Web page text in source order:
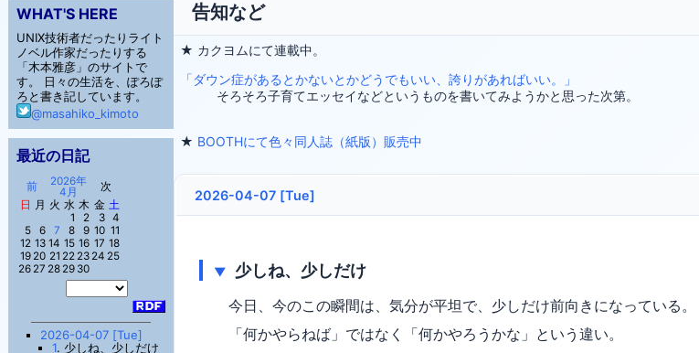
WHAT'S HERE
UNIX技術者だったりライト
ノベル作家だったりする
「木本雅彦」のサイトで
す。 日々の生活を、ぽろぽ
ろと書き記しています。
@masahiko_kimoto
最近の日記
前
2026年
4月
次
日 月 火 水 木 金 土
1
2 3 4
5
6 7 8 9 10 11
12 13 14 15 16 17 18
19 20 21 22 23 24 25
26 27 28 29 30
2026-04-07 [Tue]
1. 少しね、少しだけ
告知など
★ カクヨムにて連載中。
「ダウン症があるとかないとかどうでもいい、誇りがあればいい。」
そろそろ子育てエッセイなどというものを書いてみようかと思った次第。
★ BOOTHにて色々同人誌（紙版）販売中
2026-04-07 [Tue]
▼ 少しね、少しだけ
今日、今のこの瞬間は、気分が平坦で、少しだけ前向きになっている。
「何かやらねば」ではなく「何かやろうかな」という違い。